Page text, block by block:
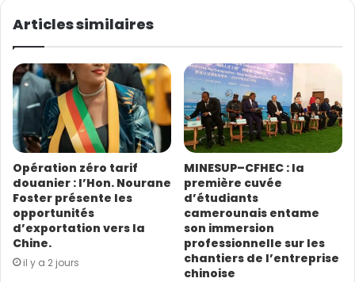
o
r
e
a
d
r
e
s
s
e
E
m
a
l
Articles similaires
Opération zéro tarif
douanier : l’Hon. Nourane
Foster présente les
opportunités
d’exportation vers la
Chine.
il y a 2 jours
MINESUP–CFHEC : la
première cuvée
d’étudiants
camerounais entame
son immersion
professionnelle sur les
chantiers de l’entreprise
chinoise